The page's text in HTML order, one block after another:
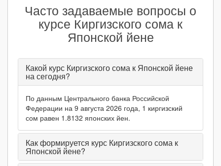
Часто задаваемые вопросы о
курсе Киргизского сома к
Японской йене
Какой курс Киргизского сома к Японской йене
на сегодня?
По данным Центрального банка Российской
Федерации на 9 августа 2026 года, 1 киргизский
сом равен 1.8132 японских йен.
Как формируется курс Киргизского сома к
Японской йене?